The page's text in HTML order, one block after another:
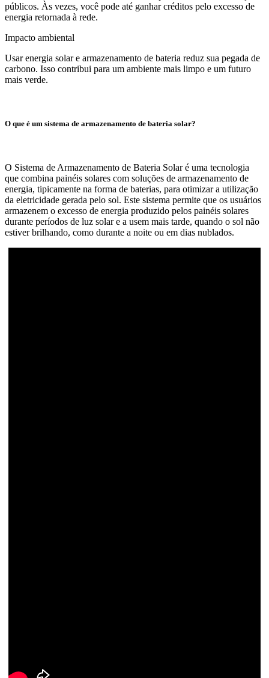
públicos. Às vezes, você pode até ganhar créditos pelo excesso de
energia retornada à rede.
Impacto ambiental
Usar energia solar e armazenamento de bateria reduz sua pegada de
carbono. Isso contribui para um ambiente mais limpo e um futuro
mais verde.
O que é um sistema de armazenamento de bateria solar?
O Sistema de Armazenamento de Bateria Solar é uma tecnologia
que combina painéis solares com soluções de armazenamento de
energia, tipicamente na forma de baterias, para otimizar a utilização
da eletricidade gerada pelo sol. Este sistema permite que os usuários
armazenem o excesso de energia produzido pelos painéis solares
durante períodos de luz solar e a usem mais tarde, quando o sol não
estiver brilhando, como durante a noite ou em dias nublados.